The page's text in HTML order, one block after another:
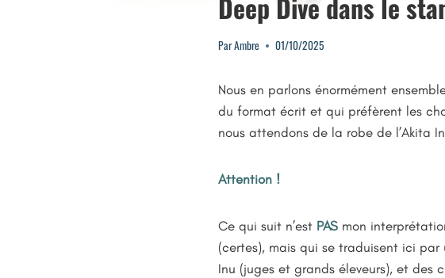
ParAmbre 01/10/2025
Nous en parlons énormément
du format écrit et qui préfèrent les
nous attendons de la robe de l’Akita
Attention !
Ce qui suit n’est PAS mon
(certes), mais qui se traduisent ici
Inu (juges et grands éleveurs), et des